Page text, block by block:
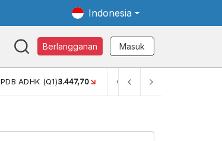
Indonesia
Berlangganan Masuk
PDB ADHK (Q1)3.447,70 GINI RASIO (SEM2)